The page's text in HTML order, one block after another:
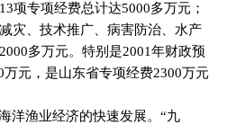
13项专项经费总计达5000多万元；
灾、技术推广、病害防治、水产
2000多万元。特别是2001年财政预
万元，是山东省专项经费2300万元
洋渔业经济的快速发展。“九